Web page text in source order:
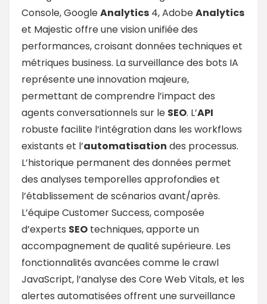
Console, GoogleAnalytics 4, AdobeAnalytics
et Majestic offre une vision unifiée des
performances, croisant données techniques et
métriques business. La surveillance des bots IA
représente une innovation majeure,
permettant de comprendre l’impact des
agents conversationnels sur le SEO. L’API
robuste facilite l’intégration dans les workflows
existants et l’automatisation des processus.
L’historique permanent des données permet
des analyses temporelles approfondies et
l’établissement de scénarios avant/après.
L’équipe Customer Success, composée
d’experts SEO techniques, apporte un
accompagnement de qualité supérieure. Les
fonctionnalités avancées comme le crawl
JavaScript, l’analyse des Core Web Vitals, et les
alertes automatisées offrent une surveillance